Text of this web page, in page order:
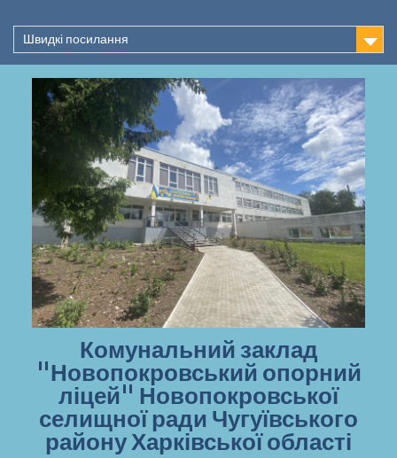
до
вмістуШвидкі посилання
Комунальний заклад
"Новопокровський опорний
ліцей" Новопокровської
селищної ради Чугуївського
району Харківської області